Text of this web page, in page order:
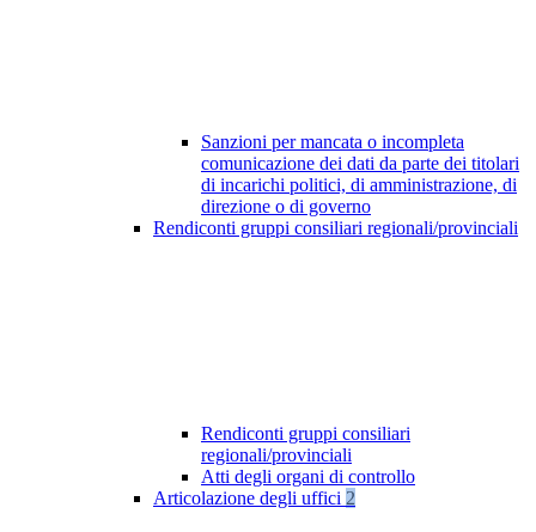
Sanzioni per mancata o incompleta
comunicazione dei dati da parte dei titolari
di incarichi politici, di amministrazione, di
direzione o di governo
Rendiconti gruppi consiliari regionali/provinciali
Rendiconti gruppi consiliari
regionali/provinciali
Atti degli organi di controllo
Articolazione degli uffici 2